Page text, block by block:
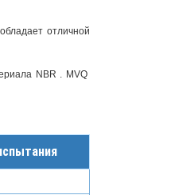
отличной
NBR . MVQ